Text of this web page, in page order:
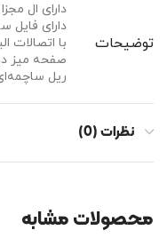
توضیحات
دارای ال مجزا و
دارای فایل
با اتصالات
صفحه میز دور
ریل
نظرات (0)
محصولات مشابه